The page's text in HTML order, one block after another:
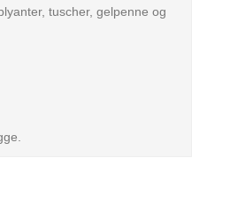
tuscher, gelpenne og